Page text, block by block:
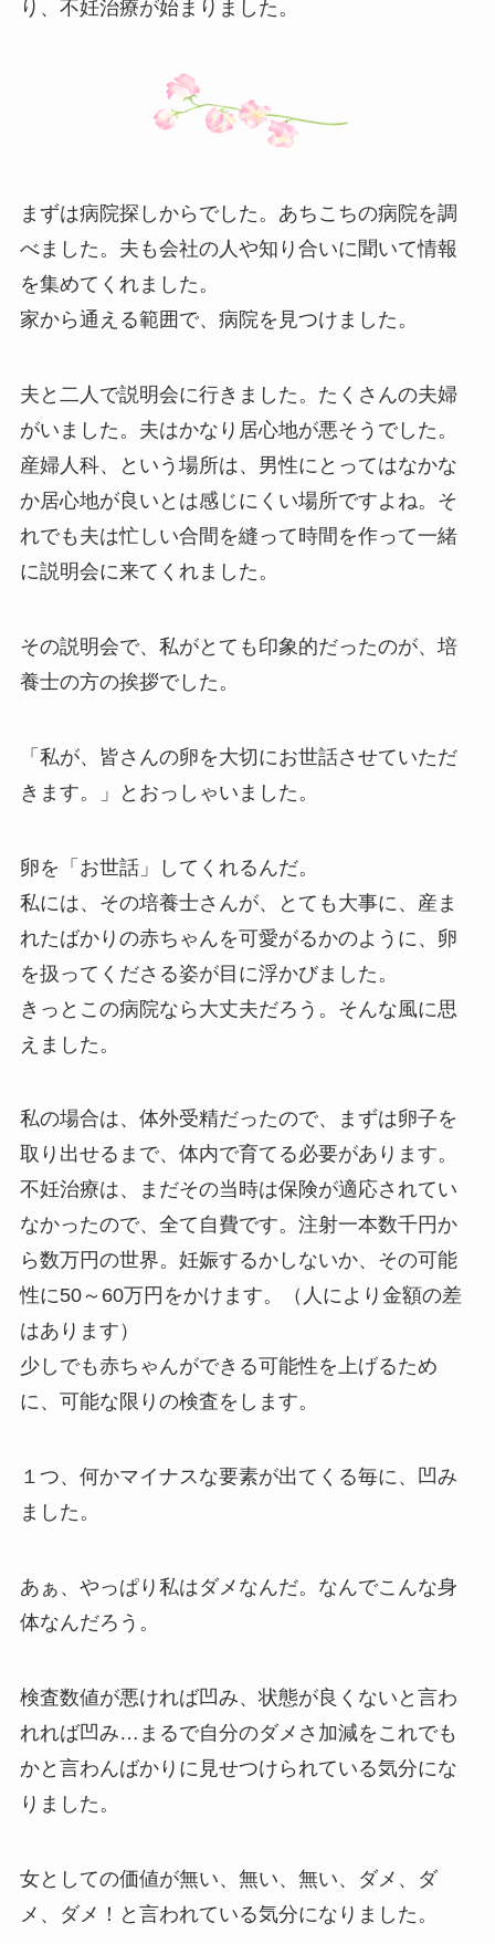
り、不妊治療が始まりました。
まずは病院探しからでした。あちこちの病院を調
べました。夫も会社の人や知り合いに聞いて情報
を集めてくれました。
家から通える範囲で、病院を見つけました。
夫と二人で説明会に行きました。たくさんの夫婦
がいました。夫はかなり居心地が悪そうでした。
産婦人科、という場所は、男性にとってはなかな
か居心地が良いとは感じにくい場所ですよね。そ
れでも夫は忙しい合間を縫って時間を作って一緒
に説明会に来てくれました。
その説明会で、私がとても印象的だったのが、培
養士の方の挨拶でした。
「私が、皆さんの卵を大切にお世話させていただ
きます。」とおっしゃいました。
卵を「お世話」してくれるんだ。
私には、その培養士さんが、とても大事に、産ま
れたばかりの赤ちゃんを可愛がるかのように、卵
を扱ってくださる姿が目に浮かびました。
きっとこの病院なら大丈夫だろう。そんな風に思
えました。
私の場合は、体外受精だったので、まずは卵子を
取り出せるまで、体内で育てる必要があります。
不妊治療は、まだその当時は保険が適応されてい
なかったので、全て自費です。注射一本数千円か
ら数万円の世界。妊娠するかしないか、その可能
性に50～60万円をかけます。（人により金額の差
はあります）
少しでも赤ちゃんができる可能性を上げるため
に、可能な限りの検査をします。
１つ、何かマイナスな要素が出てくる毎に、凹み
ました。
あぁ、やっぱり私はダメなんだ。なんでこんな身
体なんだろう。
検査数値が悪ければ凹み、状態が良くないと言わ
れれば凹み…まるで自分のダメさ加減をこれでも
かと言わんばかりに見せつけられている気分にな
りました。
女としての価値が無い、無い、無い、ダメ、ダ
メ、ダメ！と言われている気分になりました。